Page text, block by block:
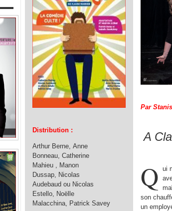
Distribution :
Arthur Berne, Anne
Bonneau, Catherine
Mahieu , Manon
Dussap, Nicolas
Audebaud ou Nicolas
Estello, Noëlle
Malacchina, Patrick Savey
Par
A
Q ui
son
un